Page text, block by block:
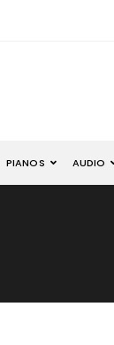
PIANOS AUDIO